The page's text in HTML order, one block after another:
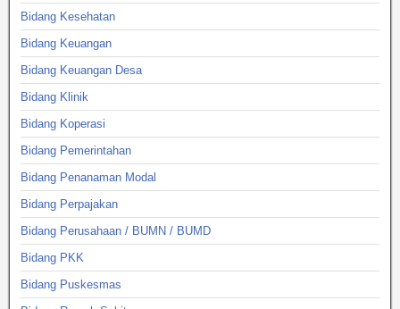
Bidang Kesehatan
Bidang Keuangan
Bidang Keuangan Desa
Bidang Klinik
Bidang Koperasi
Bidang Pemerintahan
Bidang Penanaman Modal
Bidang Perpajakan
Bidang Perusahaan / BUMN / BUMD
Bidang PKK
Bidang Puskesmas